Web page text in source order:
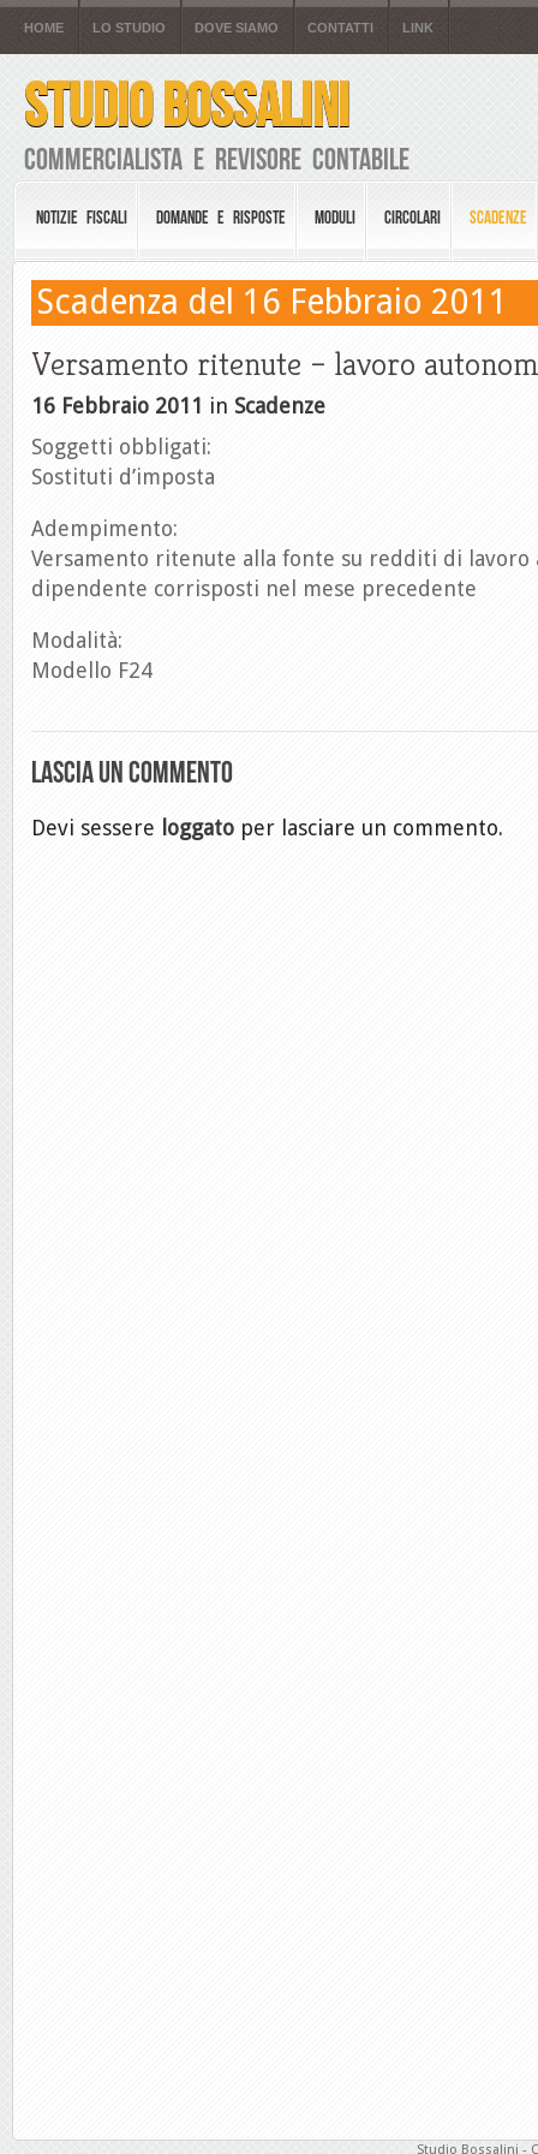
HOME LO STUDIO DOVE SIAMO CONTATTI LINK
STUDIO BOSSALINI
Commercialista e Revisore Contabile
NOTIZIE FISCALI DOMANDE E RISPOSTE MODULI CIRCOLARI SCADENZE
Scadenza del 16 Febbraio 2011
Versamento ritenute – lavoro
16 Febbraio 2011 in Scadenze
Soggetti obbligati:
Sostituti d’imposta
Adempimento:
Versamento ritenute alla fonte su redditi di lavoro
dipendente corrisposti nel mese precedente
Modalità:
Modello F24
Lascia un commento
Devi sessere loggato per lasciare un commento.
Studio Bossalini -